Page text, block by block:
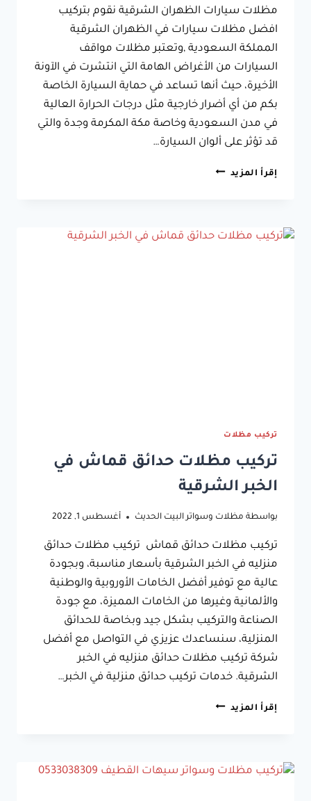
مظلات سيارات الظهران الشرقية نقوم بتركيب
افضل مظلات سيارات في الظهران الشرقية
المملكة السعودية ,وتعتبر مظلات مواقف
السيارات من الأغراض الهامة التي انتشرت في الآونة
الأخيرة، حيث أنها تساعد في حماية السيارة الخاصة
بكم من أي أضرار خارجية مثل درجات الحرارة العالية
في مدن السعودية وخاصة مكة المكرمة وجدة والتي
قد تؤثر على ألوان السيارة…
إقرأ المزيد مظلات
تركيب مظلات
تركيب مظلات حدائق قماش في
الخبر الشرقية
بواسطة مظلات وسواتر البيت الحديث أغسطس 1, 2022
تركيب مظلات حدائق قماش تركيب مظلات حدائق
منزليه في الخبر الشرقية بأسعار مناسبة، وبجودة
عالية مع توفير أفضل الخامات الأوروبية والوطنية
والألمانية وغيرها من الخامات المميزة، مع جودة
الصناعة والتركيب بشكل جيد وبخاصة للحدائق
المنزلية، سنساعدك عزيزي في التواصل مع أفضل
شركة تركيب مظلات حدائق منزليه في الخبر
الشرقية. خدمات تركيب حدائق منزلية في الخبر…
إقرأ المزيد تركيب
الشرقية